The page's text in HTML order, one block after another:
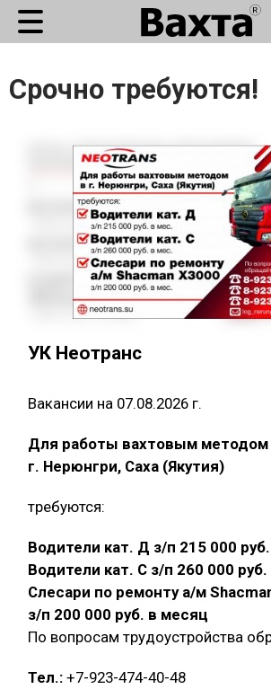
Срочно требуются!
УК Неотранс
Вакансии на 07.08.2026 г.
Для работы вахтовым методом
г. Нерюнгри, Саха (Якутия)
требуются:
Водители кат. Д з/п 215 000
Водители кат. С з/п 260 000
Слесари по ремонту а/м
з/п 200 000 руб. в месяц
По вопросам трудоустройства
Тел.: +7-923-474-40-48